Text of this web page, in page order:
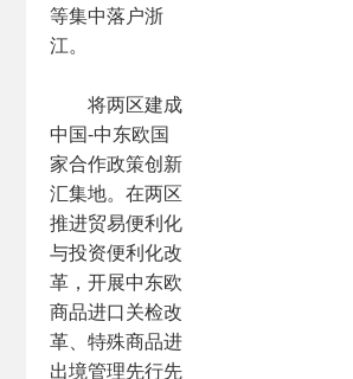
等集中落户浙
江。
将两区建成
中国-中东欧国
家合作政策创新
汇集地。在两区
推进贸易便利化
与投资便利化改
革，开展中东欧
商品进口关检改
革、特殊商品进
出境管理先行先